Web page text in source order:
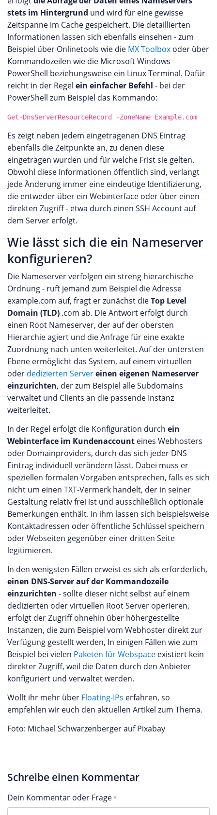
stets im Hintergrund und wird für eine gewisse
Zeitspanne im Cache gespeichert. Die detaillierten
Informationen lassen sich ebenfalls einsehen - zum
Beispiel über Onlinetools wie die MX Toolbox oder über
Kommandozeilen wie die Microsoft Windows
PowerShell beziehungsweise ein Linux Terminal. Dafür
reicht in der Regel ein einfacher Befehl - bei der
PowerShell zum Beispiel das Kommando:
Get-DnsServerResourceRecord -ZoneName Example.com
Es zeigt neben jedem eingetragenen DNS Eintrag
ebenfalls die Zeitpunkte an, zu denen diese
eingetragen wurden und für welche Frist sie gelten.
Obwohl diese Informationen öffentlich sind, verlangt
jede Änderung immer eine eindeutige Identifizierung,
die entweder über ein Webinterface oder über einen
direkten Zugriff - etwa durch einen SSH Account auf
dem Server erfolgt.
Wie lässt sich die ein Nameserver
konfigurieren?
Die Nameserver verfolgen ein streng hierarchische
Ordnung - ruft jemand zum Beispiel die Adresse
example.com auf, fragt er zunächst dieTop Level
Domain (TLD) .com ab. Die Antwort erfolgt durch
einen Root Nameserver, der auf der obersten
Hierarchie agiert und die Anfrage für eine exakte
Zuordnung nach unten weiterleitet. Auf der untersten
Ebene ermöglicht das System, auf einem virtuellen
oder dedizierten Servereinen eigenen Nameserver
einzurichten, der zum Beispiel alle Subdomains
verwaltet und Clients an die passende Instanz
weiterleitet.
In der Regel erfolgt die Konfiguration durch ein
Webinterface im Kundenaccount eines Webhosters
oder Domainproviders, durch das sich jeder DNS
Eintrag individuell verändern lässt. Dabei muss er
speziellen formalen Vorgaben entsprechen, falls es sich
nicht um einen TXT-Vermerk handelt, der in seiner
Gestaltung relativ frei ist und ausschließlich optionale
Bemerkungen enthält. In ihm lassen sich beispielsweise
Kontaktadressen oder öffentliche Schlüssel speichern
oder Webseiten gegenüber einer dritten Seite
legitimieren.
In den wenigsten Fällen erweist es sich als erforderlich,
einen DNS-Server auf der Kommandozeile
einzurichten - sollte dieser nicht selbst auf einem
dedizierten oder virtuellen Root Server operieren,
erfolgt der Zugriff ohnehin über höhergestellte
Instanzen, die zum Beispiel vom Webhoster direkt zur
Verfügung gestellt werden, In einigen Fällen wie zum
Beispiel bei vielen Paketen für Webspace existiert kein
direkter Zugriff, weil die Daten durch den Anbieter
konfiguriert und verwaltet werden.
Wollt ihr mehr über Floating-IPs erfahren, so
empfehlen wir euch den aktuellen Artikel zum Thema.
Foto: Michael Schwarzenberger auf Pixabay
Schreibe einen Kommentar
Dein Kommentar oder Frage